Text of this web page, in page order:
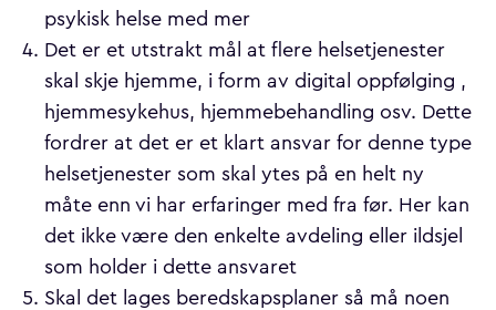
psykisk helse med mer
Det er et utstrakt mål at flere helsetjenester
skal skje hjemme, i form av digital oppfølging ,
hjemmesykehus, hjemmebehandling osv. Dette
fordrer at det er et klart ansvar for denne type
helsetjenester som skal ytes på en helt ny
måte enn vi har erfaringer med fra før. Her kan
det ikke være den enkelte avdeling eller ildsjel
som holder i dette ansvaret
Skal det lages beredskapsplaner så må noen